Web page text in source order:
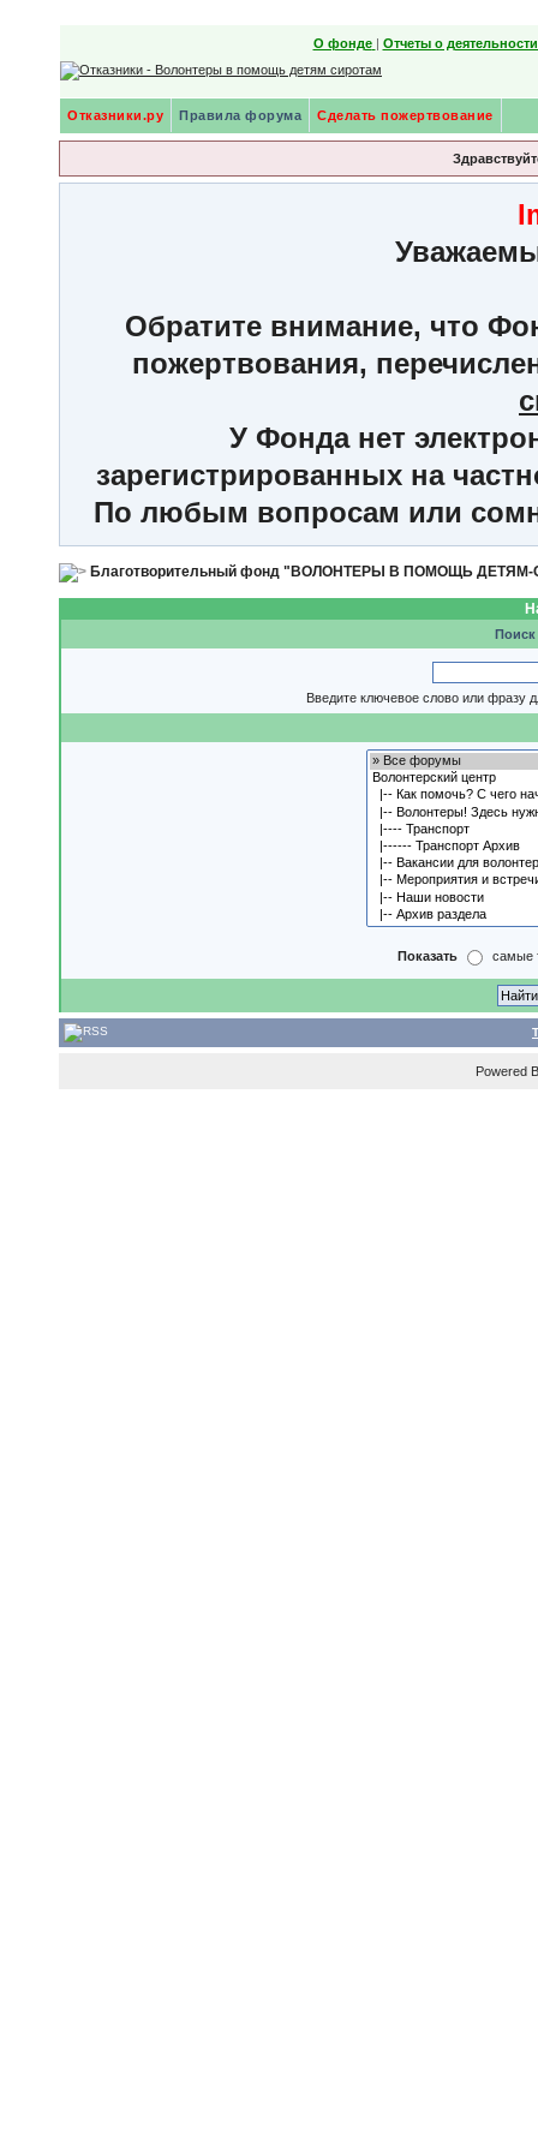
О фонде | Отчеты о
Отказники.ру Правила форума Сделать пожертвование
Обратите внимание, что
пожертвования,
У Фонда нет
зарегистрированных на
По любым вопросам или
Благотворительный фонд "ВОЛОНТЕРЫ В ПОМОЩЬ
Введите ключевое слово или фразу
Показать самые
Powered